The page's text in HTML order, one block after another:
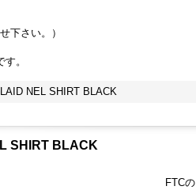
下さい。）
。
NEL SHIRT BLACK
SHIRT BLACK
FTC